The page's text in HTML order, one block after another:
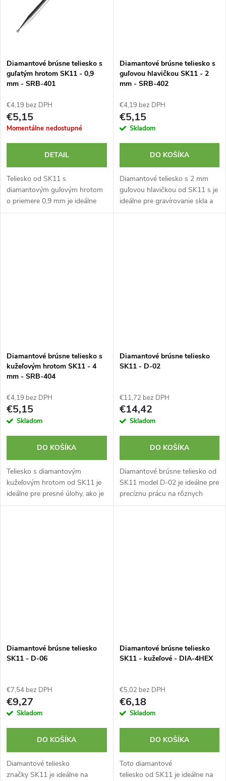
Diamantové brúsne teliesko s
guľatým hrotom SK11 - 0,9
mm - SRB-401
€4,19 bez DPH
€5,15
Momentálne nedostupné
DETAIL
Teliesko od SK11 s
diamantovým guľovým hrotom
o priemere 0,9 mm je ideálne
pre presné gravírovanie skla.
Diamantové brúsne teliesko s
guľovou hlavičkou SK11 - 2
mm - SRB-402
€4,19 bez DPH
€5,15
Skladom
DO KOŠÍKA
Diamantové teliesko s 2 mm
guľovou hlavičkou od SK11 s je
ideálne pre gravírovanie skla a
rezbárske práce na dreve. Upína
Diamantové brúsne teliesko s
kužeľovým hrotom SK11 - 4
mm - SRB-404
€4,19 bez DPH
€5,15
Skladom
DO KOŠÍKA
Teliesko s diamantovým
kužeľovým hrotom od SK11 je
ideálne pre presné úlohy, ako je
gravírovanie skla a vyrezávanie
Diamantové brúsne teliesko
SK11 - D-02
€11,72 bez DPH
€14,42
Skladom
DO KOŠÍKA
Diamantové brúsne teliesko od
SK11 model D-02 je ideálne pre
precíznu prácu na rôznych
pevných materiáloch ako
Diamantové brúsne teliesko
SK11 - D-06
€7,54 bez DPH
€9,27
Skladom
DO KOŠÍKA
Diamantové teliesko
značky SK11 je ideálne na
Diamantové brúsne teliesko
SK11 - kužeľové - DIA-4HEX
€5,02 bez DPH
€6,18
Skladom
DO KOŠÍKA
Toto diamantové
teliesko od SK11 je ideálne na